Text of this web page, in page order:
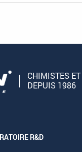
CHIMISTES
DEPUIS 1986
R&D